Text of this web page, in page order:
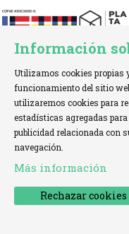
TELÉFONO:+34
Sitemap | Aviso Legal
Declaración de
Información
Utilizamos cookies propias
funcionamiento del sitio
utilizaremos cookies para
estadísticas agregadas
publicidad relacionada con
navegación.
Más información
Rechazar cookies